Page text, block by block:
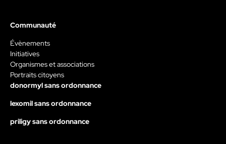
Communauté
Évènements
Initiatives
Organismes et associations
Portraits citoyens
donormyl sans ordonnance
lexomil sans ordonnance
priligy sans ordonnance